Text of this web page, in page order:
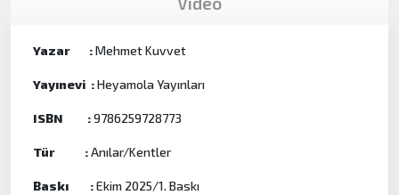
Yazar :Mehmet Kuvvet
Yayınevi :Heyamola Yayınları
ISBN :9786259728773
Tür :Anılar/Kentler
Baskı :Ekim 2025/1. Baskı